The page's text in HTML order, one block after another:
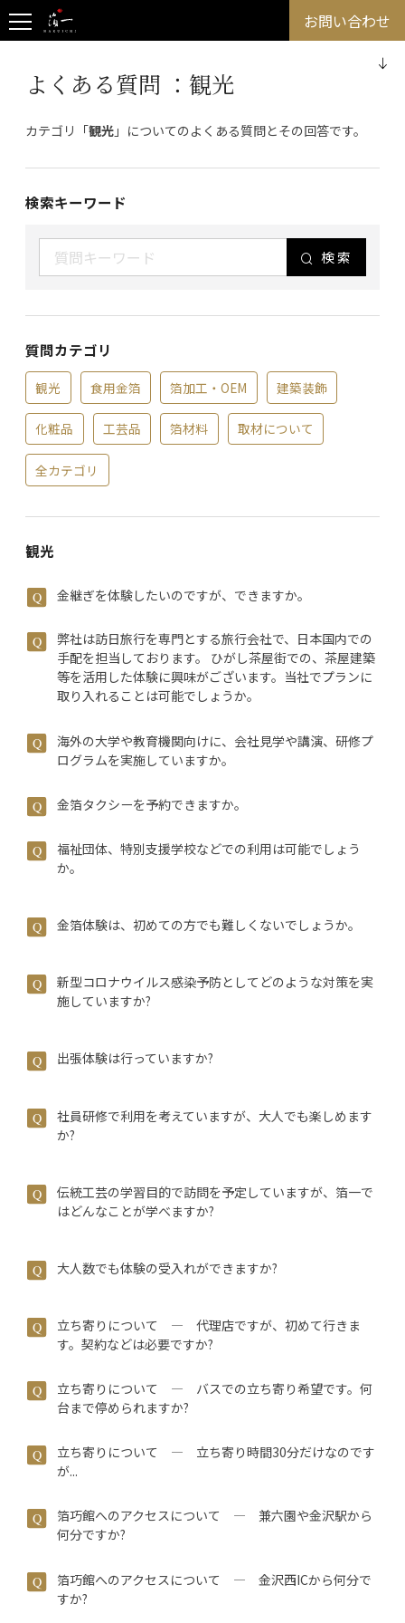
お問い合わせ
よくある質問 ：観光
カテゴリ「観光 」についてのよくある質問とその回答です。
検索キーワード
検索
質問カテゴリ
観光 食用金箔 箔加工・OEM 建築装飾
化粧品 工芸品 箔材料 取材について
全カテゴリ
観光
金継ぎを体験したいのですが、できますか。
弊社は訪日旅行を専門とする旅行会社で、日本国内での
手配を担当しております。 ひがし茶屋街での、茶屋建築
等を活用した体験に興味がございます。当社でプランに
取り入れることは可能でしょうか。
海外の大学や教育機関向けに、会社見学や講演、研修プ
ログラムを実施していますか。
金箔タクシーを予約できますか。
福祉団体、特別支援学校などでの利用は可能でしょう
か。
金箔体験は、初めての方でも難しくないでしょうか。
新型コロナウイルス感染予防としてどのような対策を実
施していますか?
出張体験は行っていますか?
社員研修で利用を考えていますが、大人でも楽しめます
か?
伝統工芸の学習目的で訪問を予定していますが、箔一で
はどんなことが学べますか?
大人数でも体験の受入れができますか?
立ち寄りについて ― 代理店ですが、初めて行きま
す。契約などは必要ですか?
立ち寄りについて ― バスでの立ち寄り希望です。何
台まで停められますか?
立ち寄りについて ― 立ち寄り時間30分だけなのです
が...
箔巧館へのアクセスについて ― 兼六園や金沢駅から
何分ですか?
箔巧館へのアクセスについて ― 金沢西ICから何分で
すか?